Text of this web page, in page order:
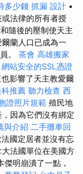
多少錢 抓漏 設計 •
法律的所有者授
隨後的壓制使天主
蘭人口已成為一
。 茶會 高雄搬家
網站安全的SSL憑證
影響了天主教愛爾
推薦 聽力檢查 西
證照片規範 殖民地
因為它們沒有綁定
與介紹 二手攤車回
國定居者並沒有忘
法國單位在美國方
明崩潰了一點，